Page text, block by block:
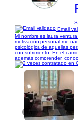
Email
Mi nombre es laura
motivación personal me
psicológica de aquellas
con sufrimiento. En el
además comprender,
1/6